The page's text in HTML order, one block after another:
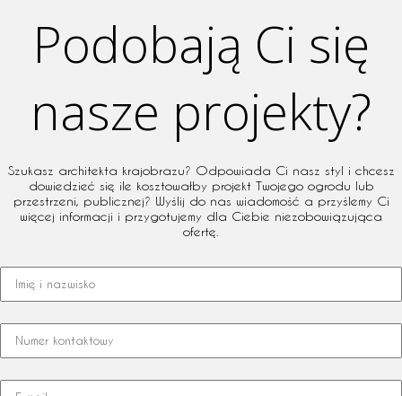
Podobają Ci się
nasze projekty?
Szukasz architekta krajobrazu? Odpowiada Ci nasz styl i chcesz
dowiedzieć się ile kosztowałby projekt Twojego ogrodu lub
przestrzeni, publicznej? Wyślij do nas wiadomość a przyślemy Ci
więcej informacji i przygotujemy dla Ciebie niezobowiązująca
ofertę.